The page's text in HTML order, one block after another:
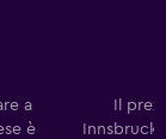
a
è
Il
Innsbruck